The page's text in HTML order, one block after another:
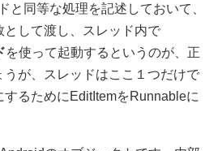
と同等な処理を記述しておいて、
として渡し、スレッド内で
を使って起動するというのが、正
うが、スレッドはここ１つだけで
するためにEditItemをRunnableに